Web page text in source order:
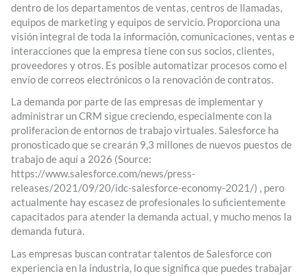
dentro de los departamentos de ventas, centros de llamadas,
equipos de marketing y equipos de servicio. Proporciona una
visión integral de toda la información, comunicaciones, ventas e
interacciones que la empresa tiene con sus socios, clientes,
proveedores y otros. Es posible automatizar procesos como el
envío de correos electrónicos o la renovación de contratos.
La demanda por parte de las empresas de implementar y
administrar un CRM sigue creciendo, especialmente con la
proliferacion de entornos de trabajo virtuales. Salesforce ha
pronosticado que se crearán 9,3 millones de nuevos puestos de
trabajo de aquí a 2026 (Source:
https://www.salesforce.com/news/press-
releases/2021/09/20/idc-salesforce-economy-2021/) , pero
actualmente hay escasez de profesionales lo suficientemente
capacitados para atender la demanda actual, y mucho menos la
demanda futura.
Las empresas buscan contratar talentos de Salesforce con
experiencia en la industria, lo que significa que puedes trabajar